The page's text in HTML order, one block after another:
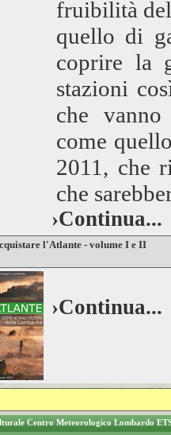
fruibilità
quello di
coprire la
stazioni
che
come
2011, che
che
›Continua...
l'Atlante - volume I e II
›Continua...
Centro Meteorologico Lombardo